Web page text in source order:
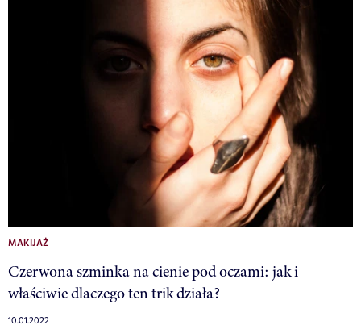
MAKIJAŻ
Czerwona szminka na cienie pod oczami: jak i
właściwie dlaczego ten trik działa?
10.01.2022